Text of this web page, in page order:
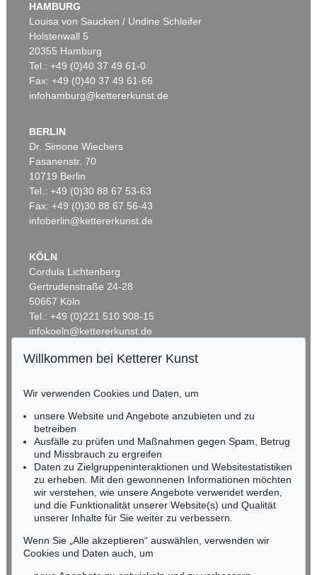
Ergebnis:€ 37.500
HAMBURG
Louisa von Saucken / Undine Schleifer
Holstenwall 5
20355 Hamburg
Tel.: +49 (0)40 37 49 61-0
Fax: +49 (0)40 37 49 61-66
infohamburg@kettererkunst.de
BERLIN
Dr. Simone Wiechers
Fasanenstr. 70
10719 Berlin
Tel.: +49 (0)30 88 67 53-63
Fax: +49 (0)30 88 67 56-43
infoberlin@kettererkunst.de
KÖLN
Cordula Lichtenberg
Gertrudenstraße 24-28
50667 Köln
Tel.: +49 (0)221 510 908-15
infokoeln@kettererkunst.de
RHEINLAND-PFALZ
Miriam Heß
Tel.: +49 (0)62 21 58 80-038
Fax: +49 (0)62 21 58 80-595
infoheidelberg@kettererkunst.de
NORDDEUTSCHLAND
Nico Kassel, M.A.
Tel.: +49 (0)89 55244-164
Mobil: +49 (0)171 8618661
n.kassel@kettererkunst.de
Willkommen bei Ketterer Kunst
Wir verwenden Cookies und Daten, um
unsere Website und Angebote anzubieten und zu
betreiben
Ausfälle zu prüfen und Maßnahmen gegen Spam, Betrug
und Missbrauch zu ergreifen
Daten zu Zielgruppeninteraktionen und Websitestatistiken
zu erheben. Mit den gewonnenen Informationen möchten
wir verstehen, wie unsere Angebote verwendet werden,
und die Funktionalität unserer Website(s) und Qualität
unserer Inhalte für Sie weiter zu verbessern.
Wenn Sie „Alle akzeptieren“ auswählen, verwenden wir
Cookies und Daten auch, um